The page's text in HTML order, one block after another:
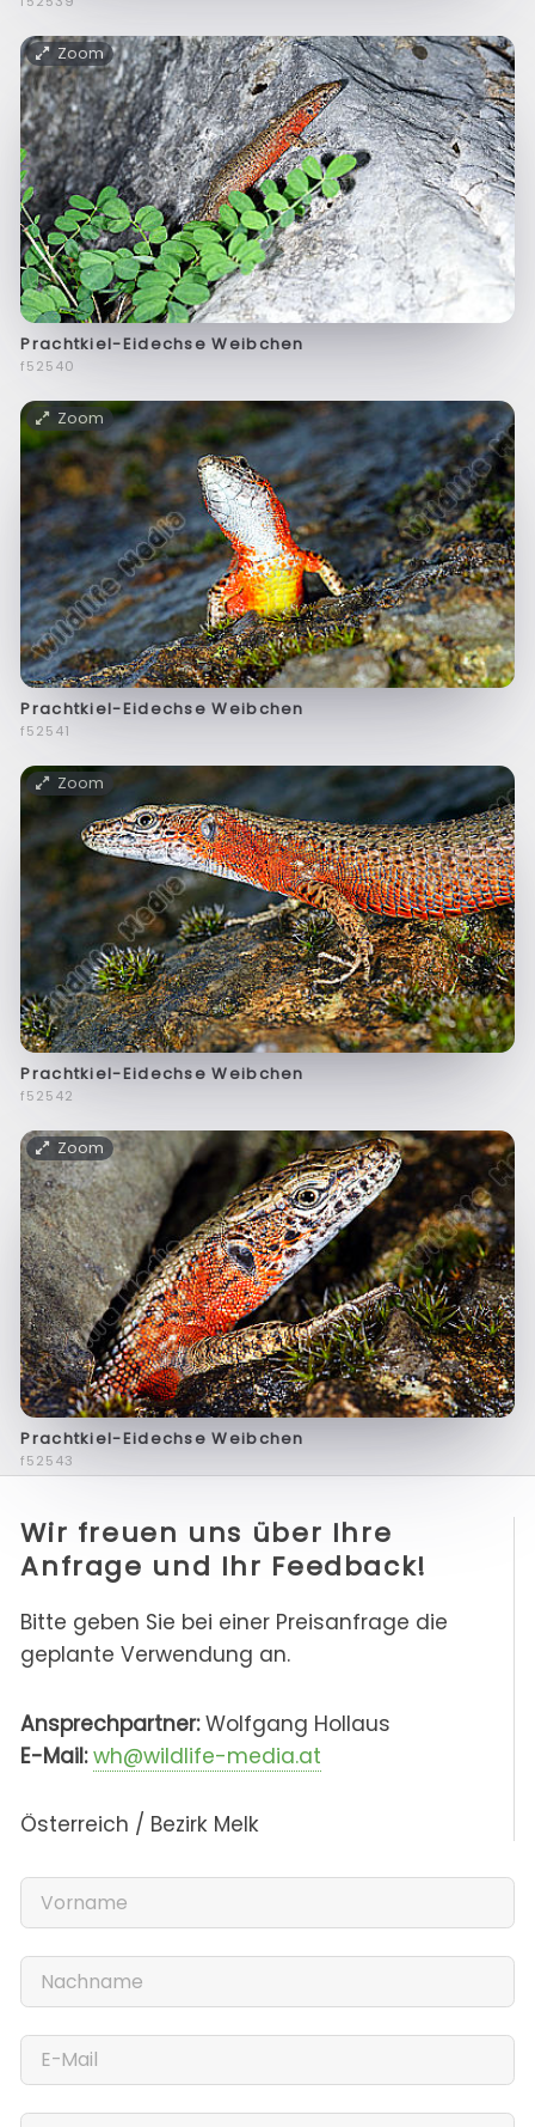
Zoom
Prachtkiel-Eidechse Weibchen
f52540
Zoom
Prachtkiel-Eidechse Weibchen
f52541
Zoom
Prachtkiel-Eidechse Weibchen
f52542
Zoom
Prachtkiel-Eidechse Weibchen
f52543
Wir freuen uns über Ihre
Anfrage und Ihr Feedback!
Bitte geben Sie bei einer Preisanfrage die
geplante Verwendung an.
Ansprechpartner:Wolfgang Hollaus
E-Mail: wh@wildlife-media.at
Österreich / Bezirk Melk